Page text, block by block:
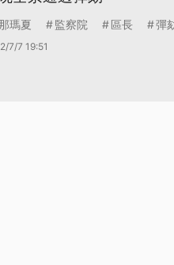
瑪夏 監察院 區長 彈
7/7 19:51